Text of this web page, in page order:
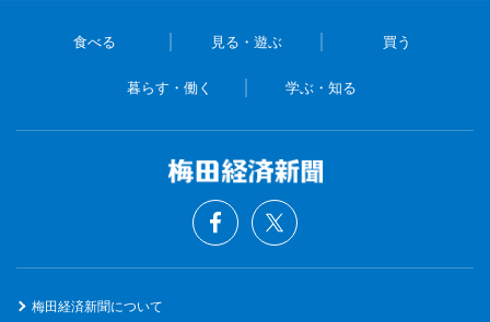
食べる 見る・遊ぶ 買う
暮らす・働く 学ぶ・知る
梅田経済新聞について